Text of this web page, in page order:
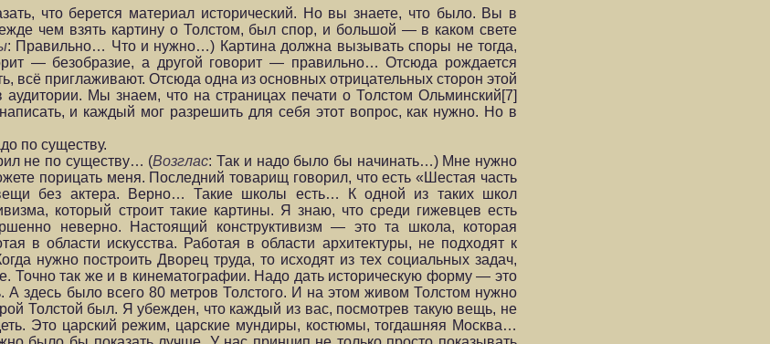
что берется материал исторический. Но вы знаете, что было. Вы в
чем взять картину о Толстом, был спор, и большой — в каком свете
: Правильно… Что и нужно…) Картина должна вызывать споры не тогда,
— безобразие, а другой говорит — правильно… Отсюда рождается
всё приглаживают. Отсюда одна из основных отрицательных сторон этой
Мы знаем, что на страницах печати о Толстом Ольминский[7]
и каждый мог разрешить для себя этот вопрос, как нужно. Но в
по существу.
не по существу… (Возглас: Так и надо было бы начинать…) Мне нужно
порицать меня. Последний товарищ говорил, что есть «Шестая часть
без актера. Верно… Такие школы есть… К одной из таких школ
который строит такие картины. Я знаю, что среди гижевцев есть
неверно. Настоящий конструктивизм — это та школа, которая
в области искусства. Работая в области архитектуры, не подходят к
нужно построить Дворец труда, то исходят из тех социальных задач,
Точно так же и в кинематографии. Надо дать историческую форму — это
А здесь было всего 80 метров Толстого. И на этом живом Толстом нужно
Толстой был. Я убежден, что каждый из вас, посмотрев такую вещь, не
Это царский режим, царские мундиры, костюмы, тогдашняя Москва…